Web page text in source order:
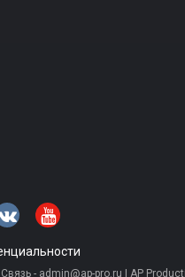
- admin@ap-pro.ru | AP